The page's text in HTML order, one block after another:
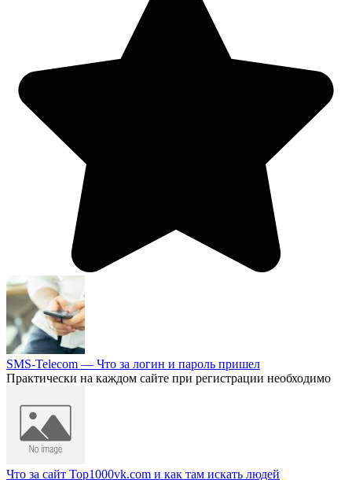
SMS-Telecom — Что за логин и пароль пришел
Практически на каждом сайте при регистрации необходимо
Что за сайт Top1000vk.com и как там искать людей